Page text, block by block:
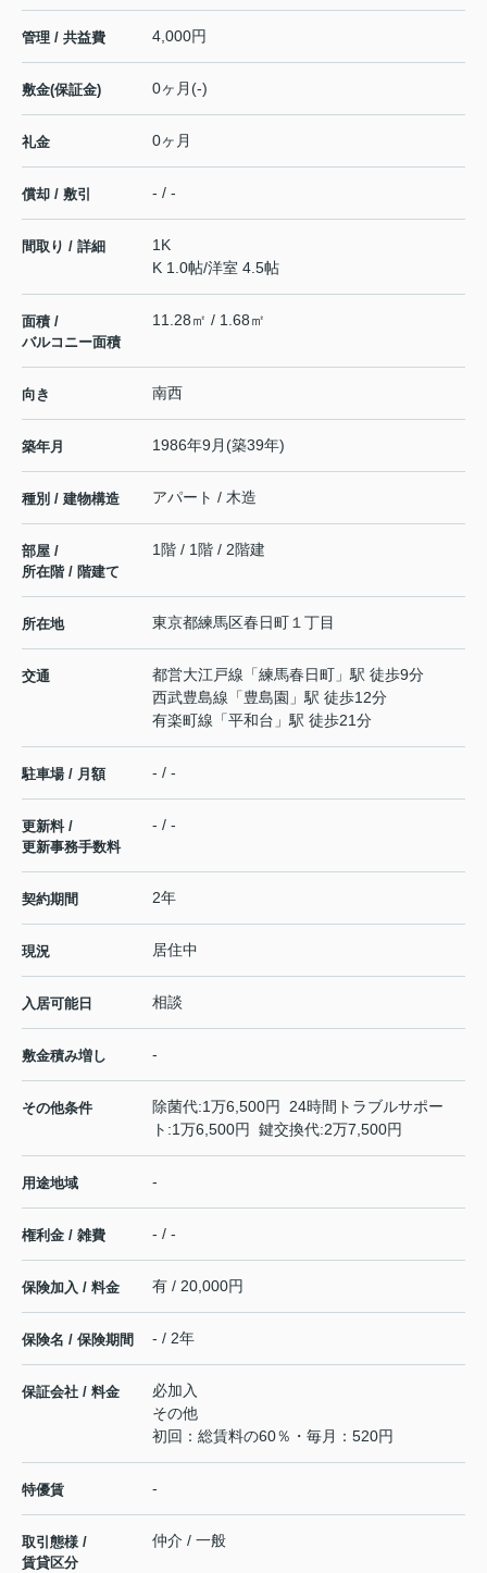
管理 / 共益費 4,000円
敷金(保証金) 0ヶ月(-)
礼金 0ヶ月
償却 / 敷引 - / -
間取り / 詳細
1K
K 1.0帖/洋室 4.5帖
面積 /
バルコニー面積
11.28㎡ / 1.68㎡
向き 南西
築年月 1986年9月(築39年)
種別 / 建物構造 アパート / 木造
部屋 /
所在階 / 階建て
1階 / 1階 / 2階建
所在地 東京都練馬区春日町 １丁目
交通 都営大江戸線 「練馬春日町 」駅 徒歩9分
西武豊島線 「豊島園 」駅 徒歩12分
有楽町線 「平和台 」駅 徒歩21分
駐車場 / 月額 - / -
更新料 /
更新事務手数料
- / -
契約期間 2年
現況 居住中
入居可能日 相談
敷金積み増し -
その他条件
除菌代:1万6,500円 24時間トラブルサポー
ト:1万6,500円 鍵交換代:2万7,500円
用途地域 -
権利金 / 雑費 - / -
保険加入 / 料金 有 / 20,000円
保険名 / 保険期間 - / 2年
保証会社 / 料金
必加入
その他
初回：総賃料の60％・毎月：520円
特優賃 -
取引態様 /
賃貸区分
仲介 / 一般